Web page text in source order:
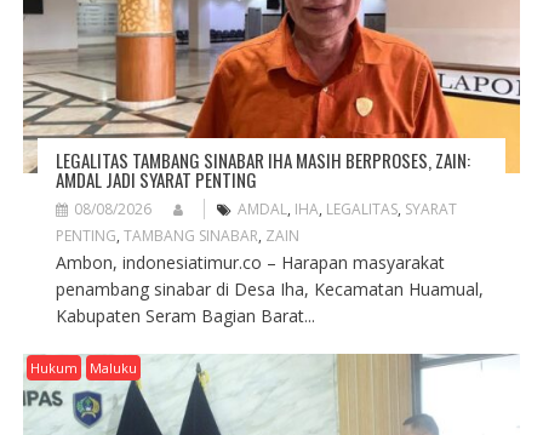
LEGALITAS TAMBANG SINABAR IHA MASIH BERPROSES, ZAIN:
AMDAL JADI SYARAT PENTING
08/08/2026 AMDAL, IHA, LEGALITAS, SYARAT
PENTING, TAMBANG SINABAR, ZAIN
Ambon, indonesiatimur.co – Harapan masyarakat
penambang sinabar di Desa Iha, Kecamatan Huamual,
Kabupaten Seram Bagian Barat...
Hukum Maluku